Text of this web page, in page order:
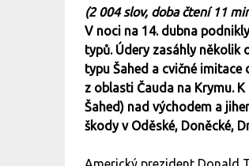
(2 004 slov, doba čtení 11
V noci na 14. dubna
typů. Údery zasáhly několik
typu Šahed a cvičné
z oblasti Čauda na Krymu.
Šahed) nad východem a
škody v Oděské, Doněcké,